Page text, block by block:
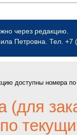
через редакцию.
Петровна. Тел. +7
доступны номера
(для